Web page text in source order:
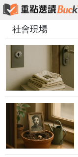
情緒與心理
社會現場